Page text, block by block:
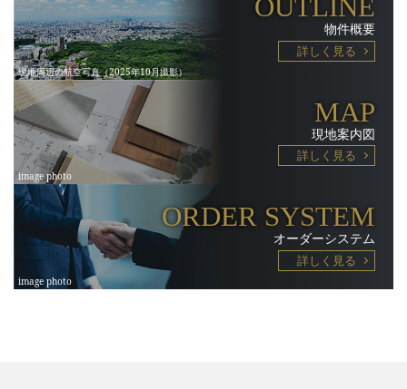
OUTLINE
物件概要
詳しく見る
MAP
現地案内図
詳しく見る
ORDER SYSTEM
オーダーシステム
詳しく見る